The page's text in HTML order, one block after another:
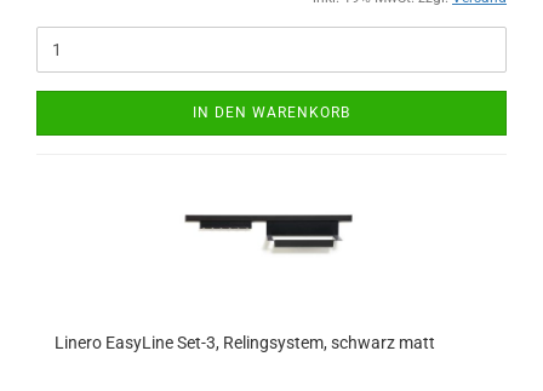
IN DEN WARENKORB
Linero EasyLine Set-3, Relingsystem, schwarz matt